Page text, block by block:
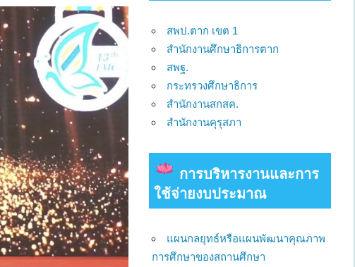
สพป.ตาก เขต 1
สำนักงานศึกษาธิการตาก
สพฐ.
กระทรวงศึกษาธิการ
สำนักงานสกสค.
สำนักงานคุรุสภา
การบริหารงานและการ
ใช้จ่ายงบประมาณ
แผนกลยุทธ์หรือแผนพัฒนาคุณภาพ
การศึกษาของสถานศึกษา